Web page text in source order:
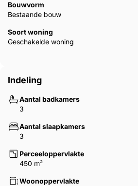
Bouwvorm
Bestaande bouw
Soort woning
Geschakelde woning
Indeling
Aantal badkamers
3
Aantal slaapkamers
3
Perceeloppervlakte
450 m²
Woonoppervlakte